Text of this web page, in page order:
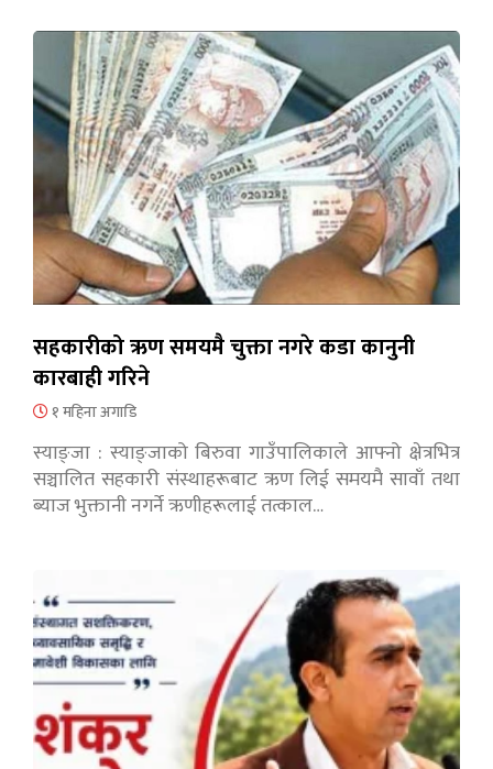
सहकारीको ऋण समयमै चुक्ता नगरे कडा कानुनी
कारबाही गरिने
१ महिना अगाडि
स्याङ्जा : स्याङ्जाको बिरुवा गाउँपालिकाले आफ्नो क्षेत्रभित्र
सञ्चालित सहकारी संस्थाहरूबाट ऋण लिई समयमै सावाँ तथा
ब्याज भुक्तानी नगर्ने ऋणीहरूलाई तत्काल…